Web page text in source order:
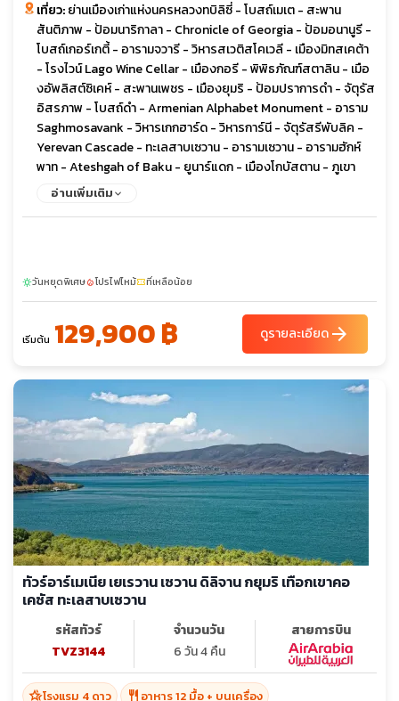
เที่ยว:ย่านเมืองเก่าแห่งนครหลวงทบิลิซี่ - โบสถ์เมเต - สะพาน
สันติภาพ - ป้อมนาริกาลา - Chronicle of Georgia - ป้อมอนานูรี -
โบสถ์เกอร์เกตี้ - อารามจวารี - วิหารสเวติสโคเวลี - เมืองมิทสเคต้า
- โรงไวน์ Lago Wine Cellar - เมืองกอรี - พิพิธภัณฑ์สตาลิน - เมือ
งอัพลิสต์ซิเคห์ - สะพานเพชร - เมืองยุมริ - ป้อมปราการดำ - จัตุรัส
อิสรภาพ - โบสถ์ดำ - Armenian Alphabet Monument - อาราม
Saghmosavank - วิหารเกกฮาร์ด - วิหารการ์นี - จัตุรัสรีพับลิค -
Yerevan Cascade - ทะเลสาบเซวาน - อารามเซวาน - อารามฮักห์
พาท - Ateshgah of Baku - ยูนาร์แดก - เมืองโกบัสตาน - ภูเขา
โคลน - เมืองเก่าบากู - พระราชวังแห่งราชวงศ์เชอร์วาน - คาราวาน
อ่านเพิ่มเติม
sunnyวันหยุดพิเศษlocal_fire_departmentโปรไฟไหม้confirmation_numberที่เหลือน้อย
เริ่มต้น 129,900 ฿ ดูรายละเอียดarrow_forward
ทัวร์อาร์เมเนีย เยเรวาน เซวาน ดิลิจาน กยุมริ เทือกเขาคอ
เคซัส ทะเลสาบเซวาน
รหัสทัวร์
TVZ3144
จำนวนวัน
6 วัน 4 คืน
สายการบิน
hotel_classโรงแรม 4 ดาว restaurant อาหาร 12 มื้อ + บนเครื่อง